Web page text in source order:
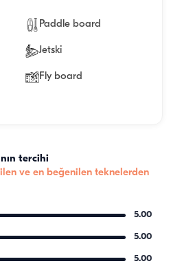
Paddle board
Jetski
Fly board
tercihi
ve en beğenilen teknelerden
5.00
5.00
5.00